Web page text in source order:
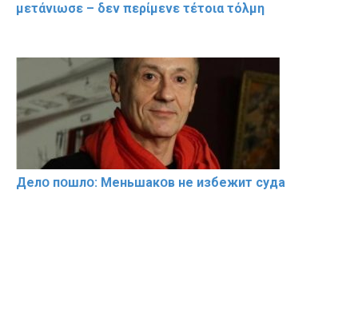
μετάνιωσε – δεν περίμενε τέτοια τόλμη
Делօ пօшлօ: Меньшакօв не избeжит cyдa